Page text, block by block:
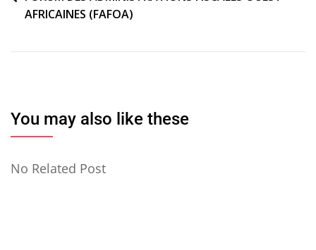
l’article
AFRICAINES (FAFOA)
You may also like these
No Related Post